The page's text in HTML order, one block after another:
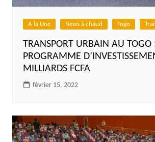
A la Une News à chaud Togo
TRANSPORT URBAIN AU TOGO
PROGRAMME
MILLIARDS FCFA
février 15, 2022